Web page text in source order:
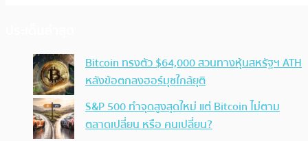
Bitcoin ทรงตัว $64,000 สวนทางหุ้นสหรัฐฯ ATH
หลังข้อตกลงฮอร์มุซใกล้ยุติ
S&P 500 ทำจุดสูงสุดใหม่ แต่ Bitcoin ไม่ตาม
ตลาดเปลี่ยน หรือ คนเปลี่ยน?